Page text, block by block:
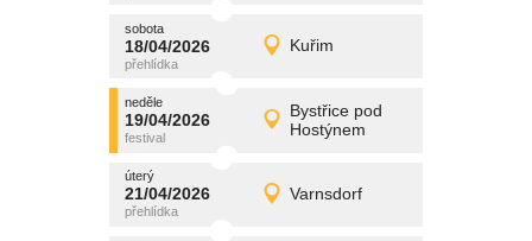
sobota
18/04/2026 Kuřim
sobota
18/04/2026 Detail
promítání
neděle
19/04/2026
Bystřice pod
Hostýnem
neděle
19/04/2026 Detail
promítání
úterý
21/04/2026 Varnsdorf
úterý
21/04/2026 Detail
promítání